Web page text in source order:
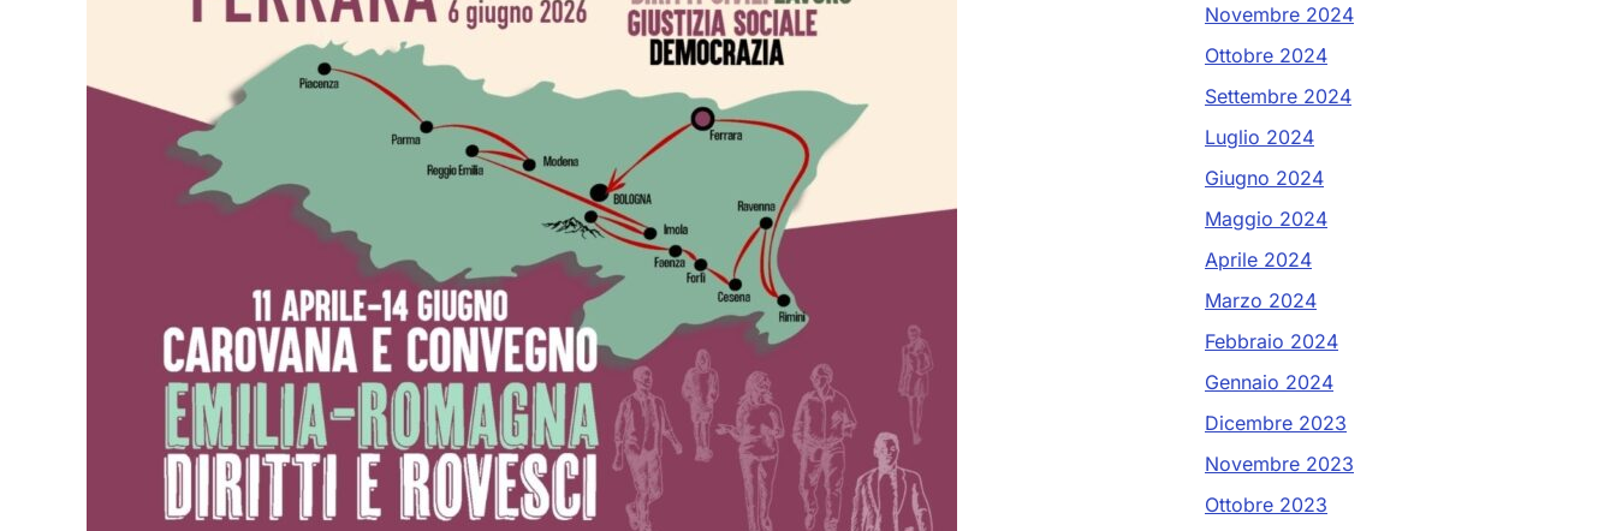
Novembre 2024
Ottobre 2024
Settembre 2024
Luglio 2024
Giugno 2024
Maggio 2024
Aprile 2024
Marzo 2024
Febbraio 2024
Gennaio 2024
Dicembre 2023
Novembre 2023
Ottobre 2023